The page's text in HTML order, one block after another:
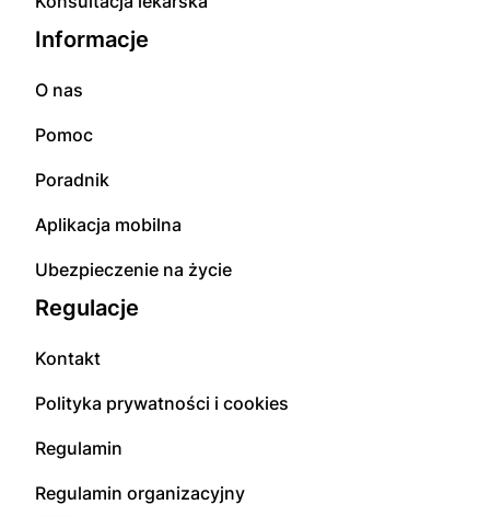
Informacje
O nas
Pomoc
Poradnik
Aplikacja mobilna
Ubezpieczenie na życie
Regulacje
Kontakt
Polityka prywatności i cookies
Regulamin
Regulamin organizacyjny